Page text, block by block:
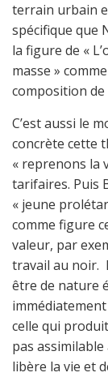
terrain urbain
spécifique que
la figure de «
masse »
composition de
C’est aussi le
concrète cette
« reprenons la
tarifaires. Puis
« jeune
comme figure
valeur, par
travail au noir.
être de nature
celle qui
pas
libère la vie et